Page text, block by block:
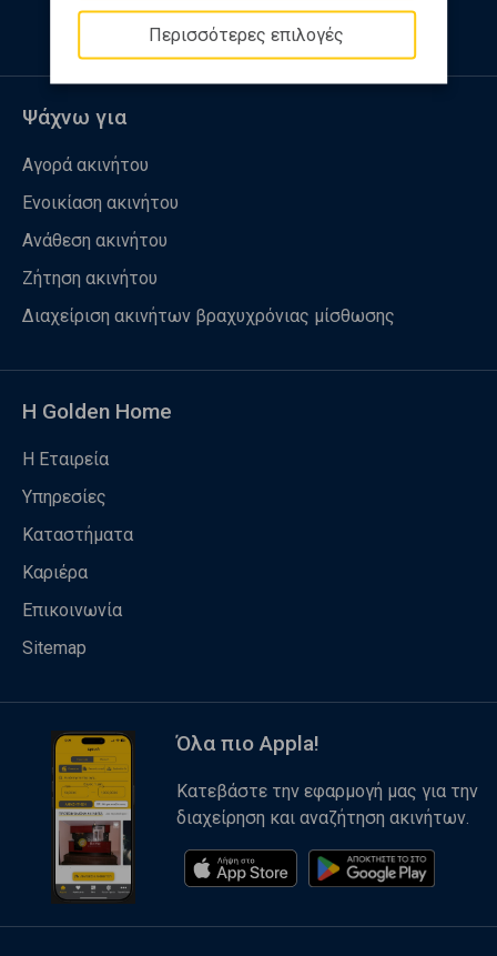
Περισσότερες επιλογές
Ψάχνω για
Αγορά ακινήτου
Ενοικίαση ακινήτου
Ανάθεση ακινήτου
Ζήτηση ακινήτου
Διαχείριση ακινήτων βραχυχρόνιας μίσθωσης
Η Golden Home
Η Εταιρεία
Υπηρεσίες
Καταστήματα
Καριέρα
Επικοινωνία
Sitemap
Όλα πιο Appla!
Κατεβάστε την εφαρμογή μας για την
διαχείρηση και αναζήτηση ακινήτων.